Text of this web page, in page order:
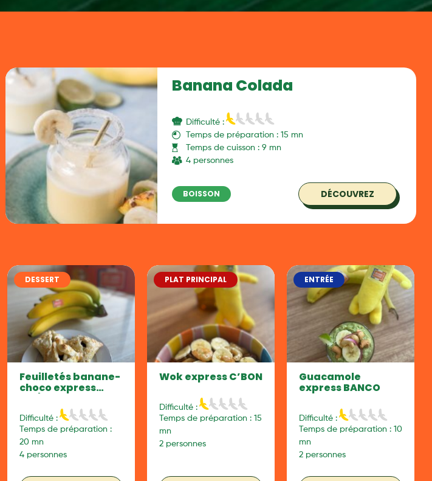
Banana Colada
Difficulté :
Temps de préparation : 15 mn
Temps de cuisson : 9 mn
4 personnes
BOISSON DÉCOUVREZ
DESSERT
Feuilletés banane-
choco express
Difficulté :
Temps de préparation :
20 mn
4 personnes
PLAT PRINCIPAL
Wok express C’BON
Difficulté :
Temps de préparation : 15
mn
2 personnes
ENTRÉE
Guacamole
express BANCO
Difficulté :
Temps de préparation : 10
mn
2 personnes